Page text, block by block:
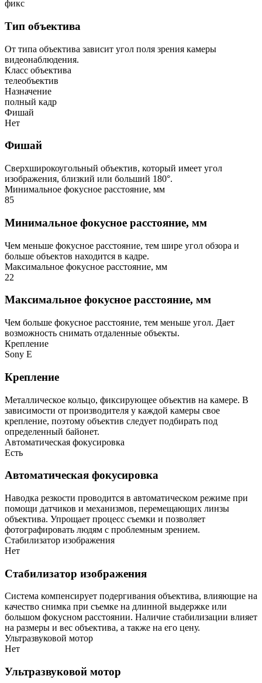
фикс
Тип объектива
От типа объектива зависит угол поля зрения камеры
видеонаблюдения.
Класс объектива
телеобъектив
Назначение
полный кадр
Фишай
Нет
Фишай
Сверхширокоугольный объектив, который имеет угол
изображения, близкий или больший 180°.
Минимальное фокусное расстояние, мм
85
Минимальное фокусное расстояние, мм
Чем меньше фокусное расстояние, тем шире угол обзора и
больше объектов находится в кадре.
Максимальное фокусное расстояние, мм
22
Максимальное фокусное расстояние, мм
Чем больше фокусное расстояние, тем меньше угол. Дает
возможность снимать отдаленные объекты.
Крепление
Sony E
Крепление
Металлическое кольцо, фиксирующее объектив на камере. В
зависимости от производителя у каждой камеры свое
крепление, поэтому объектив следует подбирать под
определенный байонет.
Автоматическая фокусировка
Есть
Автоматическая фокусировка
Наводка резкости проводится в автоматическом режиме при
помощи датчиков и механизмов, перемещающих линзы
объектива. Упрощает процесс съемки и позволяет
фотографировать людям с проблемным зрением.
Стабилизатор изображения
Нет
Стабилизатор изображения
Система компенсирует подергивания объектива, влияющие на
качество снимка при съемке на длинной выдержке или
большом фокусном расстоянии. Наличие стабилизации влияет
на размеры и вес объектива, а также на его цену.
Ультразвуковой мотор
Нет
Ультразвуковой мотор